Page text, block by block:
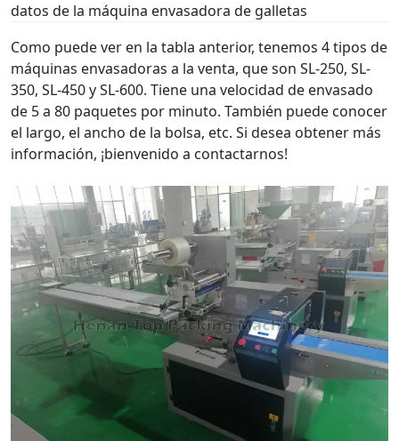
datos de la máquina envasadora de galletas
Como puede ver en la tabla anterior, tenemos 4 tipos de
máquinas envasadoras a la venta, que son SL-250, SL-
350, SL-450 y SL-600. Tiene una velocidad de envasado
de 5 a 80 paquetes por minuto. También puede conocer
el largo, el ancho de la bolsa, etc. Si desea obtener más
información, ¡bienvenido a contactarnos!